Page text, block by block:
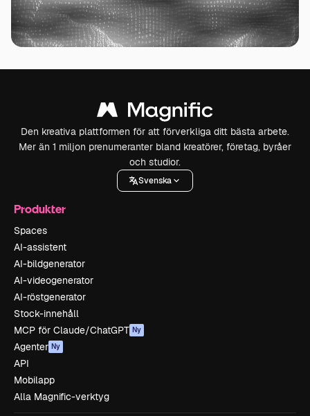
Den kreativa plattformen för att förverkliga ditt bästa arbete.
Mer än 1 miljon prenumeranter bland kreatörer, företag, byråer
och studior.
Svenska
Produkter
Spaces
AI-assistent
AI-bildgenerator
AI-videogenerator
AI-röstgenerator
Stock-innehåll
MCP för Claude/ChatGPT Ny
Agenter Ny
API
Mobilapp
Alla Magnific-verktyg